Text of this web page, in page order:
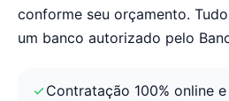
conforme seu orçamento.
um banco autorizado pelo
Contratação 100% online